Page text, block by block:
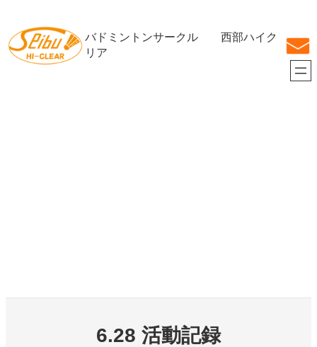
を
ス
バドミントンサークル 西部ハイク
リア
6.28 活動記録